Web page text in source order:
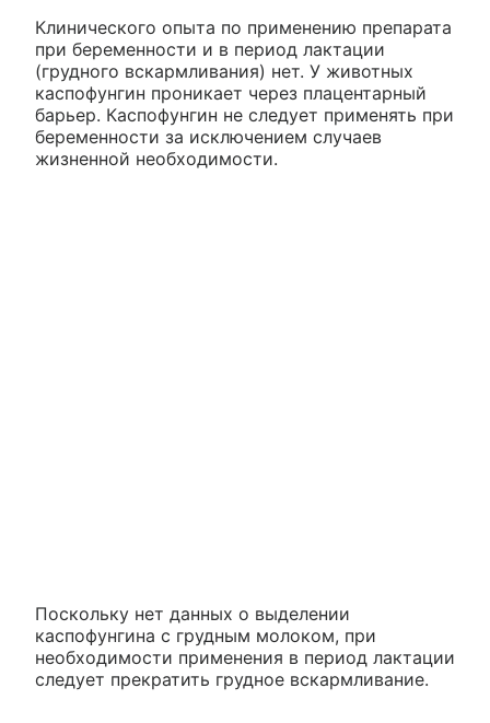
Клинического опыта по применению препарата
при беременности и в период лактации
(грудного вскармливания) нет. У животных
каспофунгин проникает через плацентарный
барьер. Каспофунгин не следует применять при
беременности за исключением случаев
жизненной необходимости.
Поскольку нет данных о выделении
каспофунгина с грудным молоком, при
необходимости применения в период лактации
следует прекратить грудное вскармливание.